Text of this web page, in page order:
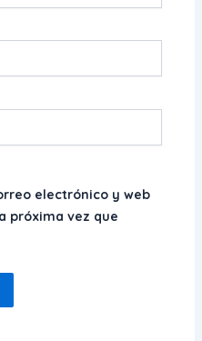
electrónico y web
próxima vez que